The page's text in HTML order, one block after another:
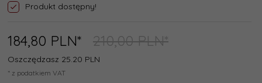
Produkt dostępny!
184,80 PLN* 210,00 PLN*
Oszczędzasz 25.20 PLN
* z podatkiem VAT